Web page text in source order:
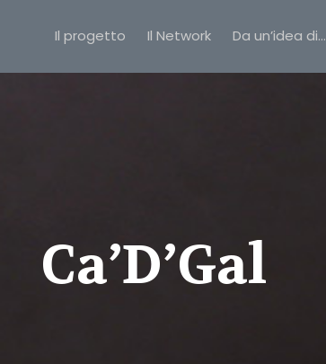
Il progetto Il Network Da un’idea di…
Ca’D’Gal